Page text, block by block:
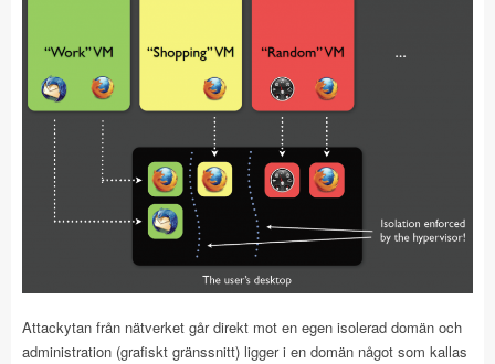
Attackytan från nätverket går direkt mot en egen isolerad domän och
administration (grafiskt gränssnitt) ligger i en domän något som kallas